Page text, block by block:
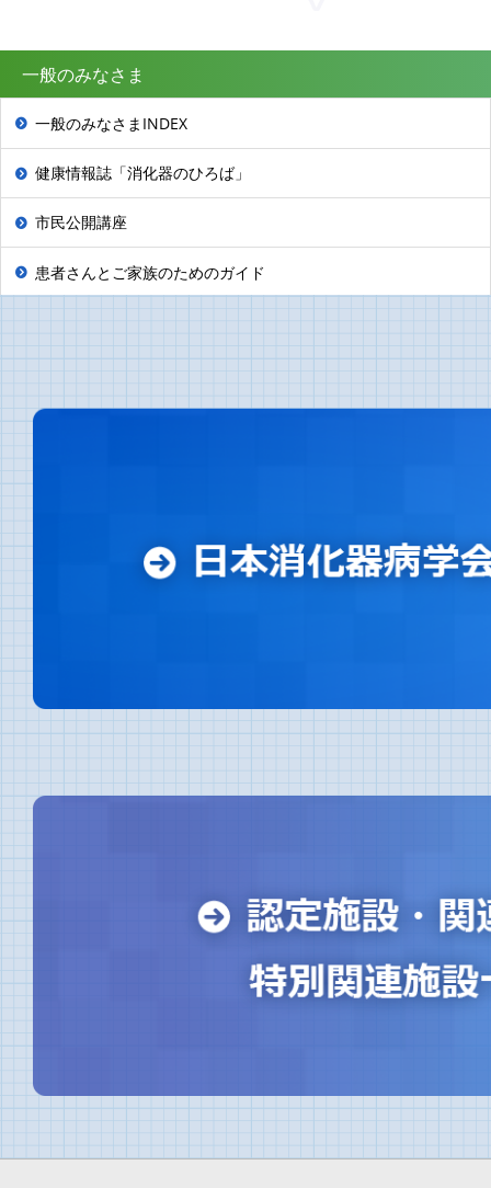
一般のみなさま
一般のみなさまINDEX
健康情報誌「消化器のひろば」
市民公開講座
患者さんとご家族のためのガイド